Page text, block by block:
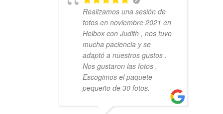
Realizamos una sesión de
fotos en noviembre 2021 en
Holbox con Judith , nos tuvo
mucha paciencia y se
adaptó a nuestros gustos .
Nos gustaron las fotos .
Escogimos el paquete
pequeño de 30 fotos.